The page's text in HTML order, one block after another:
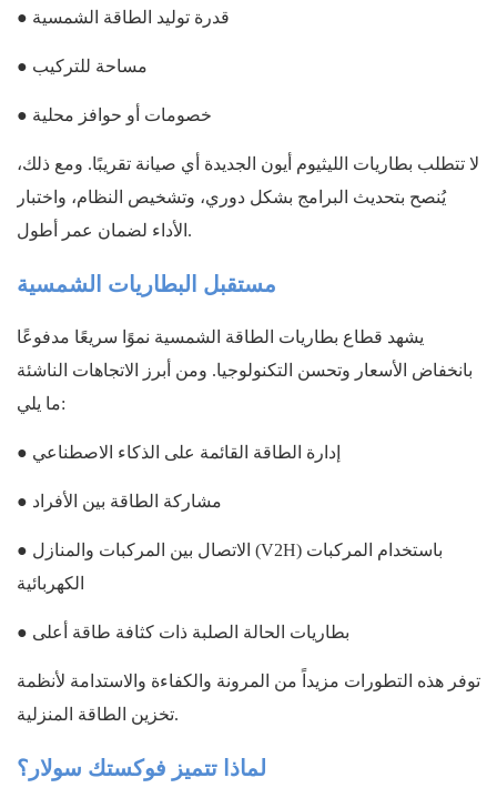
● قدرة توليد الطاقة الشمسية
● مساحة للتركيب
● خصومات أو حوافز محلية
لا تتطلب بطاريات الليثيوم أيون الجديدة أي صيانة تقريبًا. ومع ذلك،
يُنصح بتحديث البرامج بشكل دوري، وتشخيص النظام، واختبار
الأداء لضمان عمر أطول.
مستقبل البطاريات الشمسية
يشهد قطاع بطاريات الطاقة الشمسية نموًا سريعًا مدفوعًا
بانخفاض الأسعار وتحسن التكنولوجيا. ومن أبرز الاتجاهات الناشئة
ما يلي:
● إدارة الطاقة القائمة على الذكاء الاصطناعي
● مشاركة الطاقة بين الأفراد
● الاتصال بين المركبات والمنازل (V2H) باستخدام المركبات
الكهربائية
● بطاريات الحالة الصلبة ذات كثافة طاقة أعلى
توفر هذه التطورات مزيداً من المرونة والكفاءة والاستدامة لأنظمة
تخزين الطاقة المنزلية.
لماذا تتميز فوكستك سولار؟